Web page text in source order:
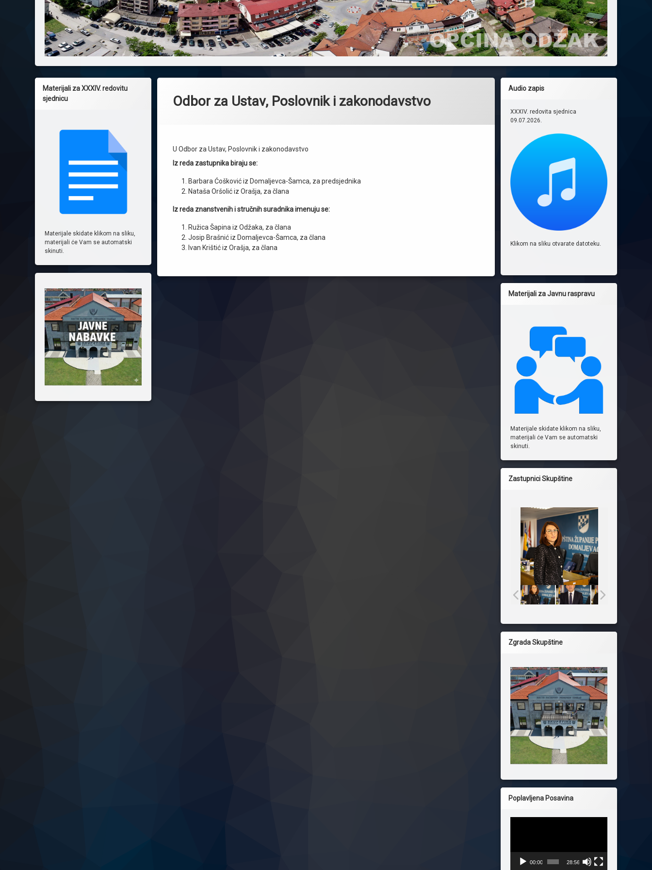
Odbor za Ustav, Poslovnik i zakonodavstvo
U Odbor za Ustav, Poslovnik i zakonodavstvo
Iz reda zastupnika biraju se:
Barbara Ćošković iz Domaljevca-Šamca, za predsjednika
Nataša Oršolić iz Orašja, za člana
Iz reda znanstvenih i stručnih suradnika imenuju se:
Ružica Šapina iz Odžaka, za člana
Josip Brašnić iz Domaljevca-Šamca, za člana
Ivan Krištić iz Orašja, za člana
Materijali za XXXIV. redovitu
sjednicu
Materijale skidate klikom na sliku,
materijali će Vam se automatski
skinuti.
Audio zapis
XXXIV. redovita sjednica
09.07.2026.
Klikom na sliku otvarate datoteku.
Materijali za Javnu raspravu
Materijale skidate klikom na sliku,
materijali će Vam se automatski
skinuti.
Zastupnici Skupštine
Zgrada Skupštine
Poplavljena Posavina
00:00 28:56